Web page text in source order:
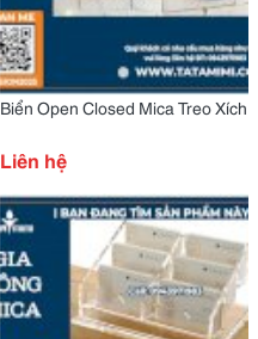
Biển Open Closed Mica Treo Xích
Liên hệ